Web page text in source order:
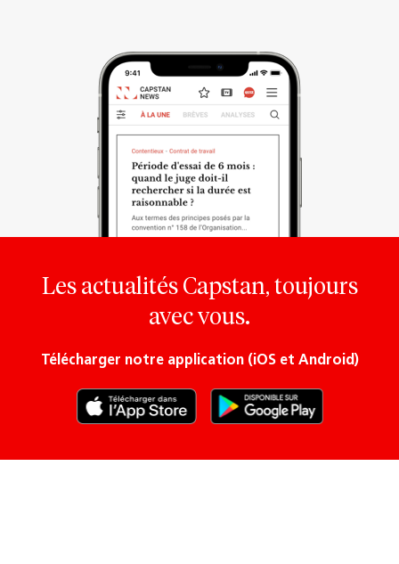
Les actualités Capstan, toujours
avec vous.
Télécharger notre application (iOS et Android)